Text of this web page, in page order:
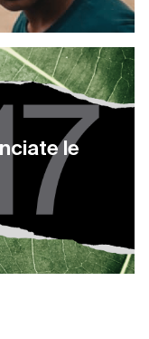
le